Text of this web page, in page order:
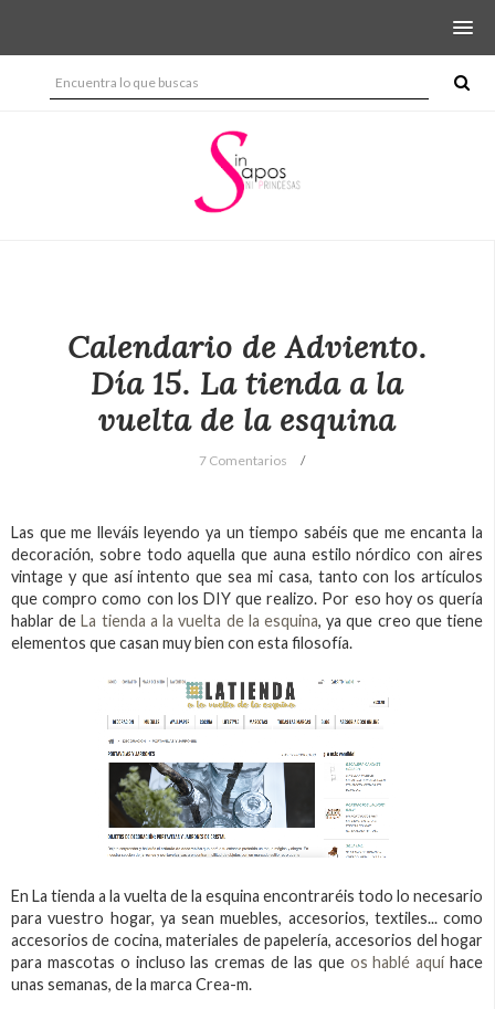
Calendario de Adviento.
Día 15. La tienda a la
vuelta de la esquina
7 Comentarios
Las que me lleváis leyendo ya un tiempo sabéis que me encanta la
decoración, sobre todo aquella que auna estilo nórdico con aires
vintage y que así intento que sea mi casa, tanto con los artículos
que compro como con los DIY que realizo. Por eso hoy os quería
hablar deLa tienda a la vuelta de la esquina, ya que creo que tiene
elementos que casan muy bien con esta filosofía.
En La tienda a la vuelta de la esquina encontraréis todo lo necesario
para vuestro hogar, ya sean muebles, accesorios, textiles... como
accesorios de cocina, materiales de papelería, accesorios del hogar
para mascotas o incluso las cremas de las que os hablé aquíhace
unas semanas, de la marca Crea-m.